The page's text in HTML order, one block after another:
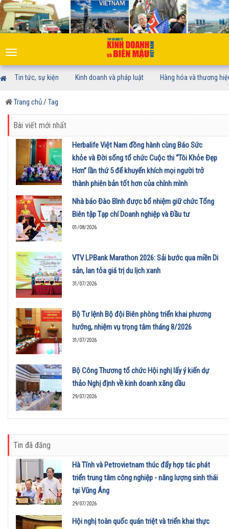
Toggle
navigation
Tin tức, sự kiện Kinh doanh và pháp luật Hàng hóa và thương
Trang chủ/ Tag
Bài viết mới nhất
Herbalife Việt Nam đồng hành cùng Báo Sức
khỏe và Đời sống tổ chức Cuộc thi “Tôi Khỏe Đẹp
Hơn” lần thứ 5 để khuyến khích mọi người trở
thành phiên bản tốt hơn của chính mình
01/08/2026
Nhà báo Đào Bình được bổ nhiệm giữ chức Tổng
Biên tập Tạp chí Doanh nghiệp và Đầu tư
01/08/2026
VTV LPBank Marathon 2026: Sải bước qua miền Di
sản, lan tỏa giá trị du lịch xanh
31/07/2026
Bộ Tư lệnh Bộ đội Biên phòng triển khai phương
hướng, nhiệm vụ trọng tâm tháng 8/2026
31/07/2026
Bộ Công Thương tổ chức Hội nghị lấy ý kiến dự
thảo Nghị định về kinh doanh xăng dầu
29/07/2026
Tin đã đăng
Hà Tĩnh và Petrovietnam thúc đẩy hợp tác phát
triển trung tâm công nghiệp - năng lượng sinh thái
tại Vũng Áng
29/07/2026
Hội nghị toàn quốc quán triệt và triển khai thực